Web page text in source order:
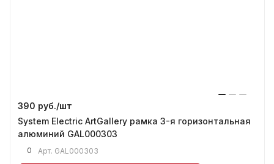
390 руб./шт
System Electric ArtGallery рамка 3-я горизонтальная
алюминий GAL000303
0 Арт. GAL000303